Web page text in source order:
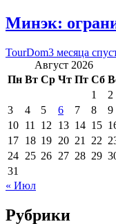
Минэк:
TourDom3 месяца
Август 2026
Пн Вт Ср Чт Пт Сб
1
2
3
4 5 6 7 8
9
10 11 12 13 14 15
17 18 19 20 21 22
24 25 26 27 28 29
31
« Июл
Рубрики